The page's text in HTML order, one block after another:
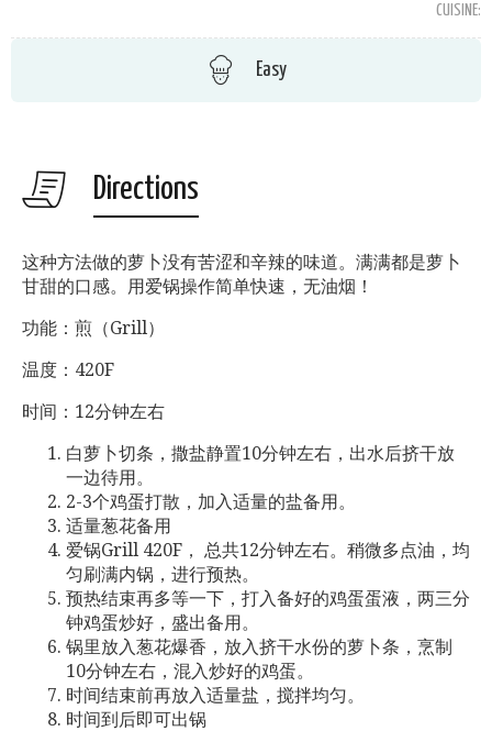
CUISINE:
Easy
Directions
这种方法做的萝卜没有苦涩和辛辣的味道。满满都是萝卜
甘甜的口感。用爱锅操作简单快速，无油烟！
功能：煎（Grill）
温度：420F
时间：12分钟左右
白萝卜切条，撒盐静置10分钟左右，出水后挤干放
一边待用。
2-3个鸡蛋打散，加入适量的盐备用。
适量葱花备用
爱锅Grill 420F， 总共12分钟左右。稍微多点油，均
匀刷满内锅，进行预热。
预热结束再多等一下，打入备好的鸡蛋蛋液，两三分
钟鸡蛋炒好，盛出备用。
锅里放入葱花爆香，放入挤干水份的萝卜条，烹制
10分钟左右，混入炒好的鸡蛋。
时间结束前再放入适量盐，搅拌均匀。
时间到后即可出锅